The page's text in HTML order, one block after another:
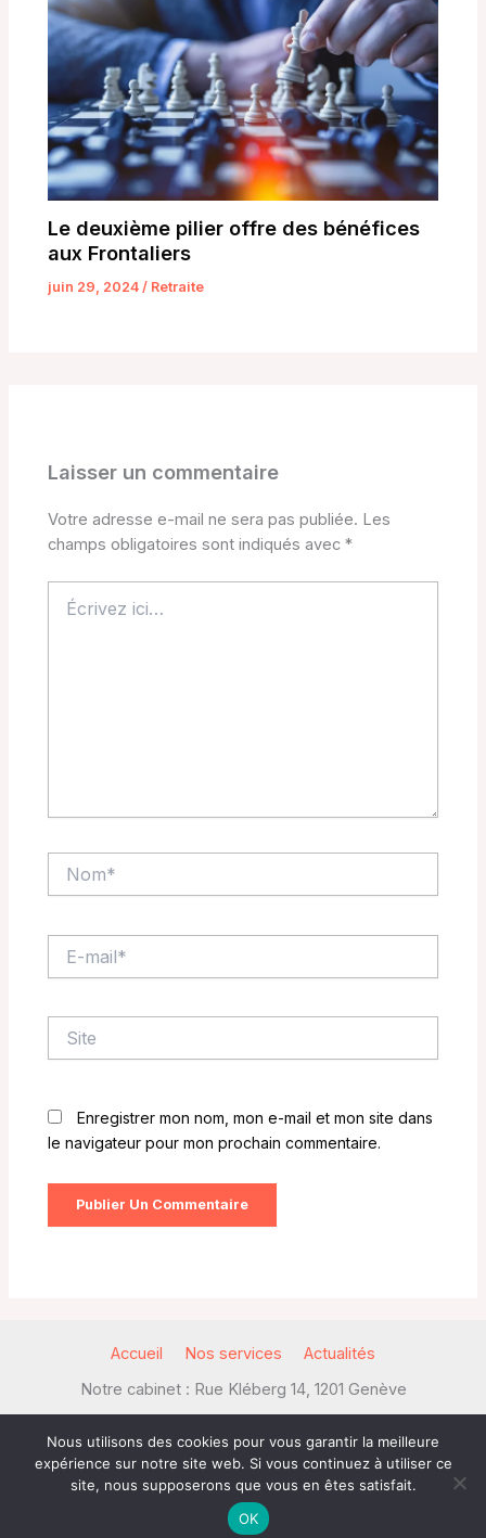
Le deuxième pilier offre des bénéfices
aux Frontaliers
juin 29, 2024/ Retraite
Laisser un commentaire
Votre adresse e-mail ne sera pas publiée. Les
champs obligatoires sont indiqués avec*
ici…
mail*
Enregistrer mon nom, mon e-mail et mon site dans
le navigateur pour mon prochain commentaire.
Accueil Nos services
Actualités
Notre cabinet : Rue Kléberg 14, 1201 Genève
Droits d'Auteur © 2026
Nous utilisons des cookies pour vous garantir la meilleure
expérience sur notre site web. Si vous continuez à utiliser ce
site, nous supposerons que vous en êtes satisfait.
OK